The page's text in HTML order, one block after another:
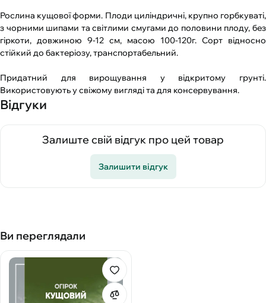
Рослина кущової форми. Плоди циліндричні, крупно горбкуваті,
з чорними шипами та світлими смугами до половини плоду, без
гіркоти, довжиною 9-12 см, масою 100-120г. Сорт відносно
стійкий до бактеріозу, транспортабельний.
Придатний для вирощування у відкритому грунті.
Використовують у свіжому вигляді та для консервування.
Відгуки
Залиште свій відгук про цей товар
Залишити відгук
Ви переглядали